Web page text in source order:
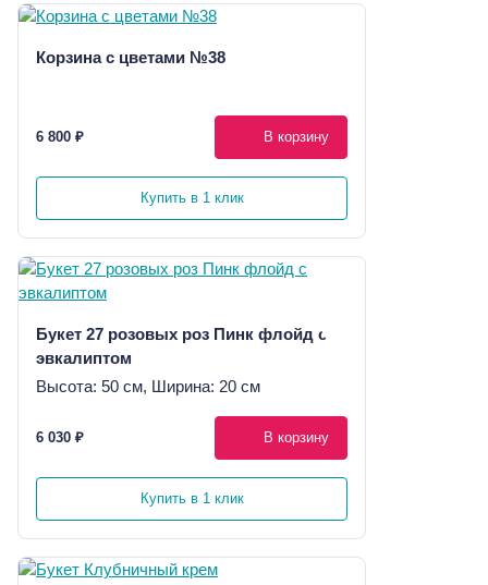
Корзина с цветами №38
6 800 ₽ В корзину
Купить в 1 клик
Букет 27 розовых роз Пинк флойд с
эвкалиптом
Высота: 50 см, Ширина: 20 см
6 030 ₽ В корзину
Купить в 1 клик